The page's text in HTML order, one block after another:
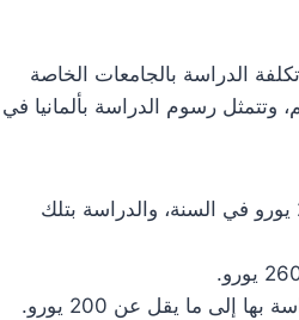
الدراسة بالجامعات الخاصة
وتتمثل رسوم الدراسة بألمانيا في
كل جامعات ألمانيا الحكومية تحتاج رسوم تبلغ من 100 إلى 200 يورو في السنة، والدراسة بتلك
ما يقل عن 200 يورو.